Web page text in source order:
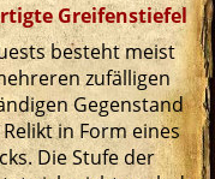
Greifenstiefel
besteht meist
zufälligen
Gegenstand
in Form eines
Die Stufe der